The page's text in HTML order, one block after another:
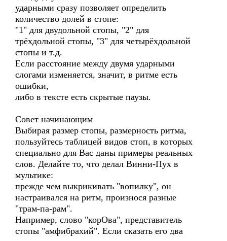
ударными сразу позволяет определить
количество долей в стопе:
"1" для двудольной стопы, "2" для
трёхдольной стопы, "3" для четырёхдольной
стопы и т.д.
Если расстояние между двумя ударными
слогами изменяется, значит, в ритме есть
ошибки,
либо в тексте есть скрытые паузы.
Совет начинающим
Выбирая размер стопы, размерность ритма,
пользуйтесь таблицей видов стоп, в которых
специально для Вас даны примеры реальных
слов. Делайте то, что делал Винни-Пух в
мультике:
прежде чем выкрикивать "вопилку", он
настраивался на ритм, произнося разные
"трам-па-рам".
Например, слово "корОва", представитель
стопы "амфибрахий". Если сказать его два